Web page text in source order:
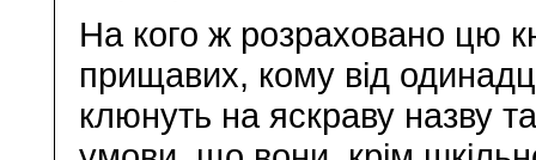
На кого ж розраховано цю
прищавих, кому від
клюнуть на яскраву назву